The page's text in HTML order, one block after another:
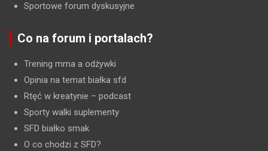
Sportowe forum dyskusyjne
Co na forum i portalach?
Trening mma a odżywki
Opinia na temat białka sfd
Rtęć w kreatynie – podcast
Sporty walki suplementy
SFD białko smak
O co chodzi z SFD?